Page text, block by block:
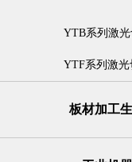
YTB系列激
YTF系列激光
板材加工